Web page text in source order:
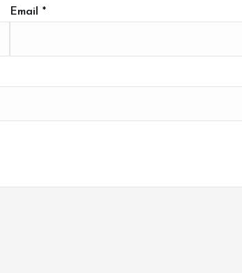
Email *